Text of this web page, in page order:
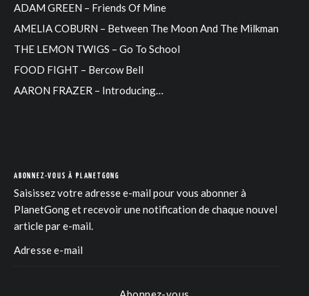
ADAM GREEN – Friends Of Mine
AMELIA COBURN – Between The Moon And The Milkman
THE LEMON TWIGS – Go To School
FOOD FIGHT – Bercow Bell
AARON FRAZER – Introducing…
ABONNEZ-VOUS À PLANETGONG
Saisissez votre adresse e-mail pour vous abonner à
PlanetGong et recevoir une notification de chaque nouvel
article par e-mail.